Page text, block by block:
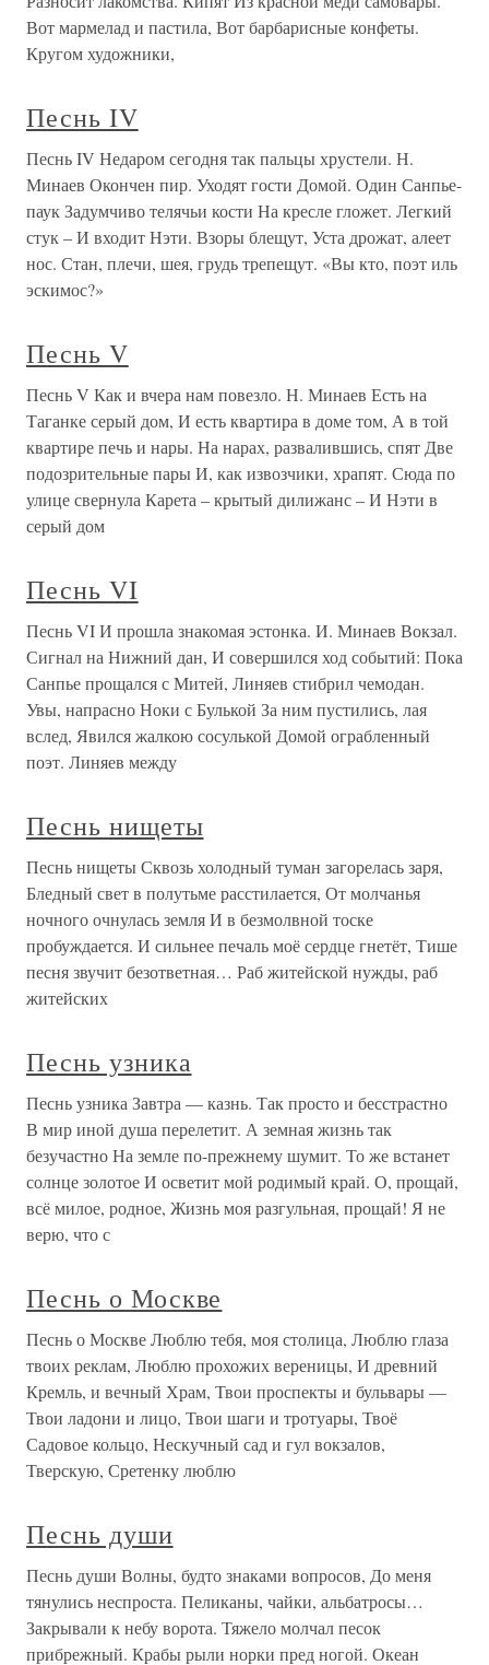
Вот мармелад и пастила, Вот барбарисные конфеты.
Кругом художники,
Песнь IV
Песнь IV Недаром сегодня так пальцы хрустели. Н.
Минаев Окончен пир. Уходят гости Домой. Один Санпье-
паук Задумчиво телячьи кости На кресле гложет. Легкий
стук – И входит Нэти. Взоры блещут, Уста дрожат, алеет
нос. Стан, плечи, шея, грудь трепещут. «Вы кто, поэт иль
эскимос?»
Песнь V
Песнь V Как и вчера нам повезло. Н. Минаев Есть на
Таганке серый дом, И есть квартира в доме том, А в той
квартире печь и нары. На нарах, развалившись, спят Две
подозрительные пары И, как извозчики, храпят. Сюда по
улице свернула Карета – крытый дилижанс – И Нэти в
серый дом
Песнь VI
Песнь VI И прошла знакомая эстонка. И. Минаев Вокзал.
Сигнал на Нижний дан, И совершился ход событий: Пока
Санпье прощался с Митей, Линяев стибрил чемодан.
Увы, напрасно Ноки с Булькой За ним пустились, лая
вслед, Явился жалкою сосулькой Домой ограбленный
поэт. Линяев между
Песнь нищеты
Песнь нищеты Сквозь холодный туман загорелась заря,
Бледный свет в полутьме расстилается, От молчанья
ночного очнулась земля И в безмолвной тоске
пробуждается. И сильнее печаль моё сердце гнетёт, Тише
песня звучит безответная… Раб житейской нужды, раб
житейских
Песнь узника
Песнь узника Завтра — казнь. Так просто и бесстрастно
В мир иной душа перелетит. А земная жизнь так
безучастно На земле по-прежнему шумит. То же встанет
солнце золотое И осветит мой родимый край. О, прощай,
всё милое, родное, Жизнь моя разгульная, прощай! Я не
верю, что с
Песнь о Москве
Песнь о Москве Люблю тебя, моя столица, Люблю глаза
твоих реклам, Люблю прохожих вереницы, И древний
Кремль, и вечный Храм, Твои проспекты и бульвары —
Твои ладони и лицо, Твои шаги и тротуары, Твоё
Садовое кольцо, Нескучный сад и гул вокзалов,
Тверскую, Сретенку люблю
Песнь души
Песнь души Волны, будто знаками вопросов, До меня
тянулись неспроста. Пеликаны, чайки, альбатросы…
Закрывали к небу ворота. Тяжело молчал песок
прибрежный. Крабы рыли норки пред ногой. Океан